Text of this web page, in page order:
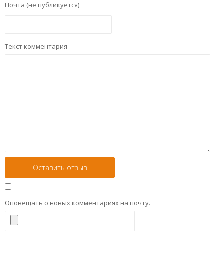
Почта (не публикуется)
Текст комментария
Оповещать о новых комментариях на почту.